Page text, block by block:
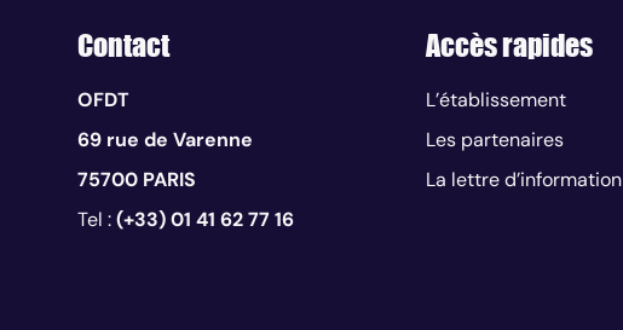
Contact
OFDT
69 rue de Varenne
75700 PARIS
Tel :(+33) 01 41 62 77 16
Accès rapides
L’établissement
Les partenaires
La lettre d’information